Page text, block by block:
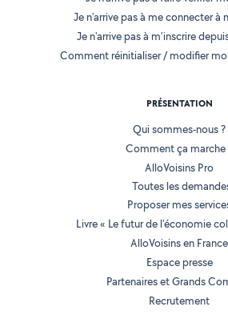
Je n'arrive pas à me connecter
Je n'arrive pas à m'inscrire
Comment réinitialiser / modifier
PRÉSENTATION
Qui sommes-nous ?
Comment ça marche
AlloVoisins Pro
Toutes les
Proposer mes
Livre « Le futur de l'économie
AlloVoisins en France
Espace presse
Partenaires et Grands
Recrutement